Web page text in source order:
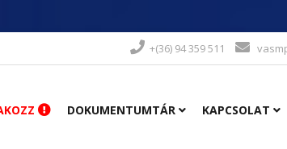
+(36) 94 359 511
DOKUMENTUMTÁR KAPCSOLAT